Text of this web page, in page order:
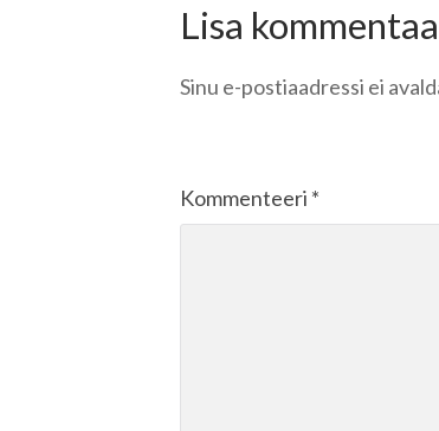
Lisa
Sinu e-postiaadressi ei
Kommenteeri *